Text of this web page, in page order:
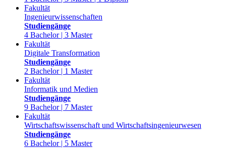
Fakultät
Ingenieurwissenschaften
Studiengänge
4 Bachelor | 3 Master
Fakultät
Digitale Transformation
Studiengänge
2 Bachelor | 1 Master
Fakultät
Informatik und Medien
Studiengänge
9 Bachelor | 7 Master
Fakultät
Wirtschaftswissenschaft und Wirtschaftsingenieurwesen
Studiengänge
6 Bachelor | 5 Master